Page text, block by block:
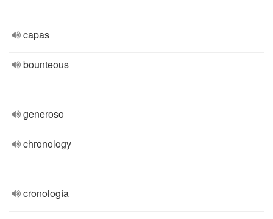
capas
bounteous
generoso
chronology
cronología